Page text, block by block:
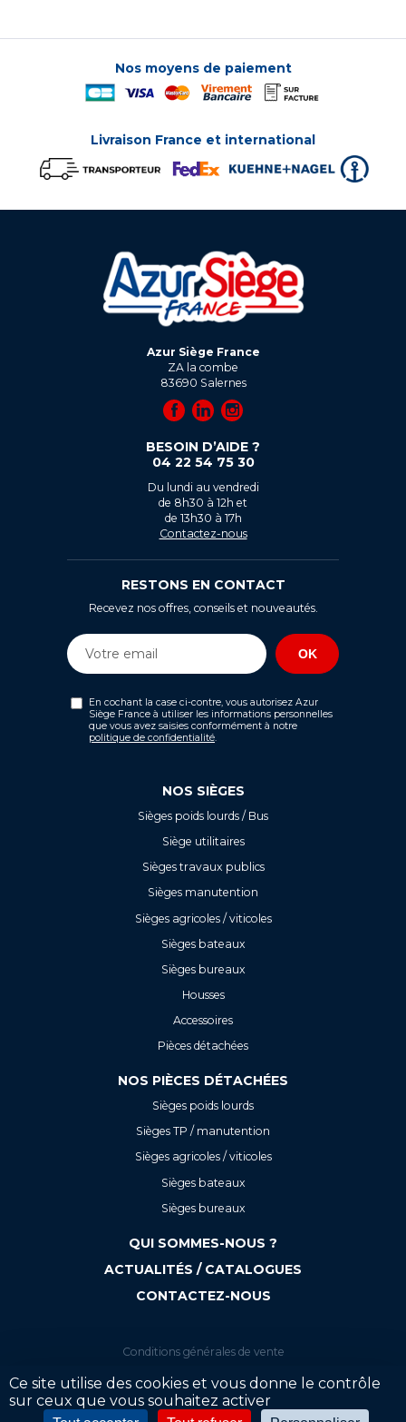
Votre tarif
Nos moyens de paiement
Livraison France et international
Azur Siège France
ZA la combe
83690 Salernes
BESOIN D’AIDE ?
04 22 54 75 30
Du lundi au vendredi
de 8h30 à 12h et
de 13h30 à 17h
Contactez-nous
RESTONS EN CONTACT
Recevez nos offres, conseils et nouveautés.
En cochant la case ci-contre, vous autorisez Azur
Siège France à utiliser les informations personnelles
que vous avez saisies conformément à notre
politique de confidentialité.
NOS SIÈGES
Sièges poids lourds / Bus
Siège utilitaires
Sièges travaux publics
Sièges manutention
Sièges agricoles / viticoles
Sièges bateaux
Sièges bureaux
Housses
Accessoires
Pièces détachées
NOS PIÈCES DÉTACHÉES
Sièges poids lourds
Sièges TP / manutention
Sièges agricoles / viticoles
Sièges bateaux
Sièges bureaux
QUI SOMMES-NOUS ?
ACTUALITÉS / CATALOGUES
CONTACTEZ-NOUS
Conditions générales de vente
Mentions légales
Politique de confidentialité
Ce site utilise des cookies et vous donne le contrôle
sur ceux que vous souhaitez activer